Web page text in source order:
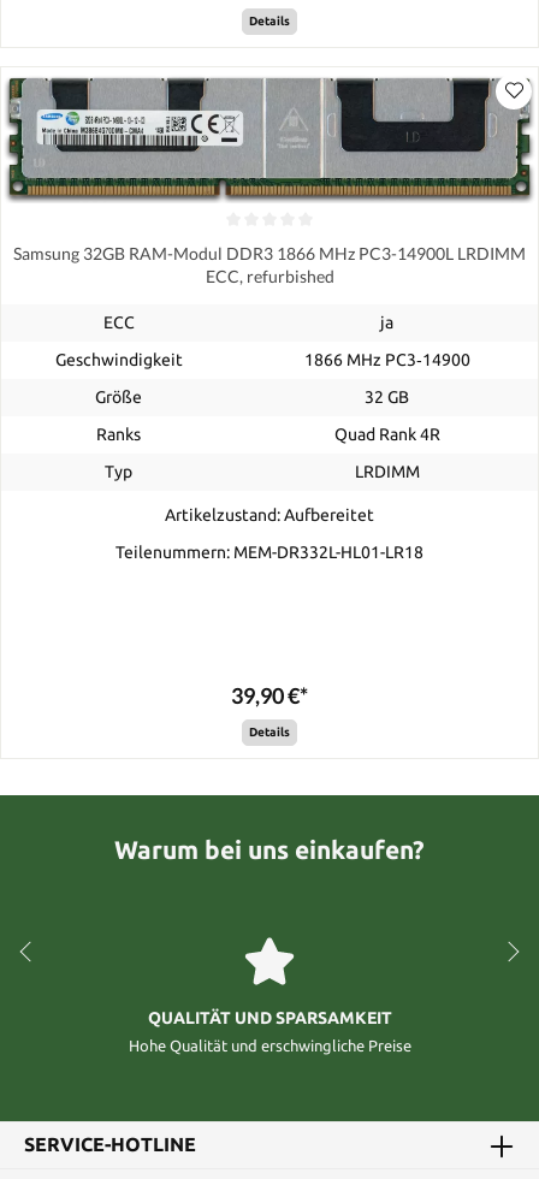
Details
Samsung 32GB RAM-Modul DDR3 1866 MHz PC3-14900L LRDIMM
ECC, refurbished
ECC
ja
Geschwindigkeit
1866 MHz PC3‑14900
Größe
32 GB
Ranks
Quad Rank 4R
Typ
LRDIMM
Artikelzustand: Aufbereitet
Teilenummern: MEM-DR332L-HL01-LR18
39,90 €*
Details
Warum bei uns einkaufen?
QUALITÄT UND SPARSAMKEIT
Hohe Qualität und erschwingliche Preise
SERVICE-HOTLINE